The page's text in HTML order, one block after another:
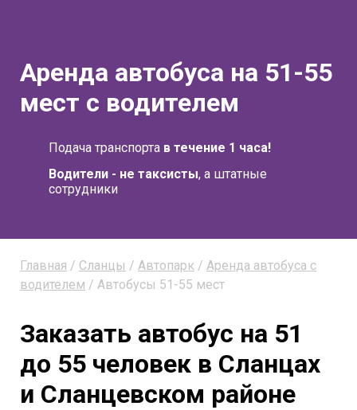
Аренда автобуса на 51-55
мест с водителем
Подача транспорта в течение 1 часа!
Водители - не таксисты, а штатные
сотрудники
Главная / Сланцы / Автопарк / Аренда автобуса с
водителем / Автобусы 51-55 мест
Заказать автобус на 51
до 55 человек в Сланцах
и Сланцевском районе